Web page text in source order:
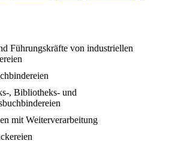
Führungskräfte von industriellen
, Bibliotheks- und
mit Weiterverarbeitung